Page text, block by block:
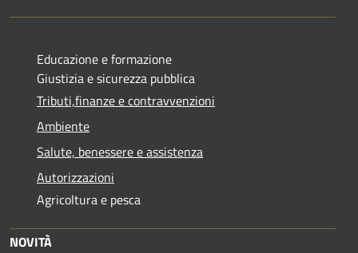
Educazione e formazione
Giustizia e sicurezza pubblica
Tributi,finanze e contravvenzioni
Ambiente
Salute, benessere e assistenza
Autorizzazioni
Agricoltura e pesca
NOVITÀ